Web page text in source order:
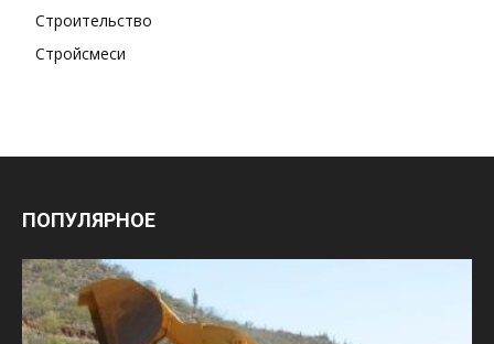
Строительство
Стройсмеси
ПОПУЛЯРНОЕ